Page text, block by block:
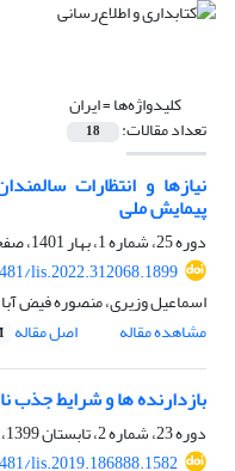
کلیدواژه‌ها =ایران
تعداد مقالات: 18
نیازها و انتظارات
پیمایش ملی
دوره 25، شماره 1، بهار 1401، صفحه
lis.2022.312068.1899
اسماعیل وزیری، منصوره فیض
مشاهده مقاله
اصل مقاله
بازدارنده ها و شرایط جذب
دوره 23، شماره 2، تابستان 1399، صفحه
lis.2019.186888.1582